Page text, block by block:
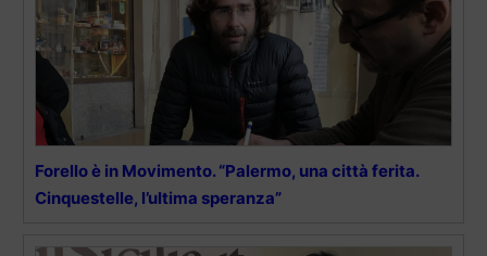
Forello è in Movimento. “Palermo, una città ferita.
Cinquestelle, l’ultima speranza”